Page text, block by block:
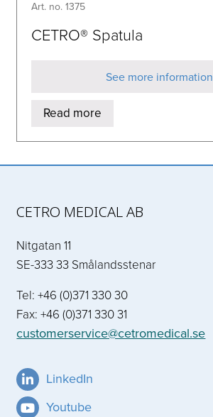
Art. no. 1375
CETRO® Spatula
See more information
Read more
CETRO MEDICAL AB
Nitgatan 11
SE-333 33 Smålandsstenar
Tel: +46 (0)371 330 30
Fax: +46 (0)371 330 31
customerservice@cetromedical.se
LinkedIn
Youtube